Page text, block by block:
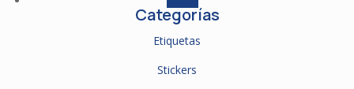
Categorías
Etiquetas
Stickers